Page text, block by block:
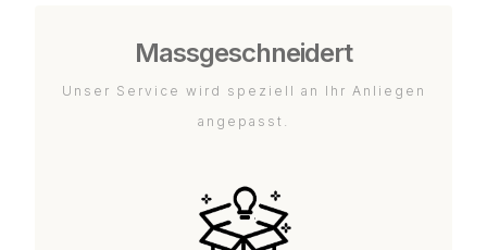
Massgeschneidert
Unser Service wird speziell an Ihr Anliegen
angepasst.